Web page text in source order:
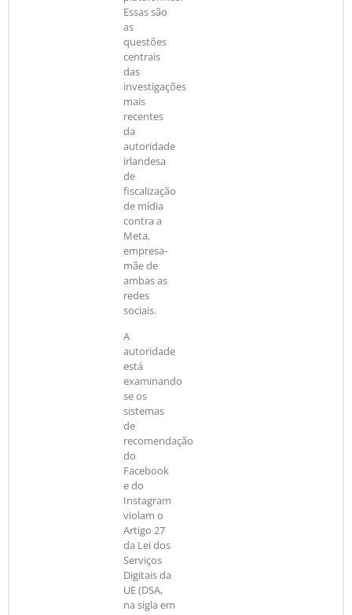
Essas são
as
questões
centrais
das
investigações
mais
recentes
da
autoridade
irlandesa
de
fiscalização
de mídia
contra a
Meta,
empresa-
mãe de
ambas as
redes
sociais.
A
autoridade
está
examinando
se os
sistemas
de
recomendação
do
Facebook
e do
Instagram
violam o
Artigo 27
da Lei dos
Serviços
Digitais da
UE (DSA,
na sigla em